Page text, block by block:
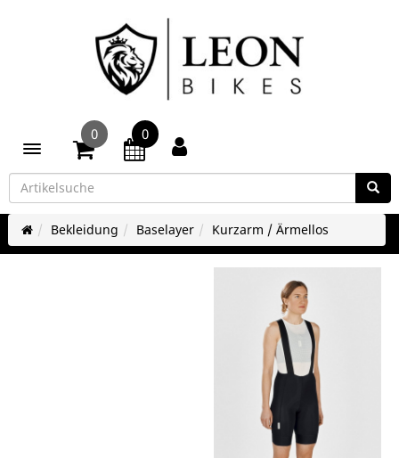
Toggle navigation
0 0
Bekleidung Baselayer Kurzarm / Ärmellos